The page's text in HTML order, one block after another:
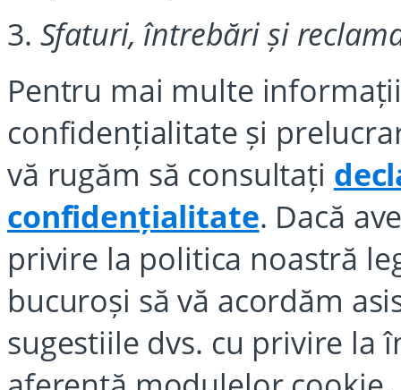
3. Sfaturi, întrebări și
Pentru mai multe
confidențialitate și
vă rugăm să consultați
confidențialitate. Dacă
privire la politica noastră
bucuroși să vă acordăm
sugestiile dvs. cu privire